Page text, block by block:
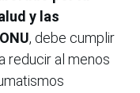
y las
, debe cumplir
reducir al menos